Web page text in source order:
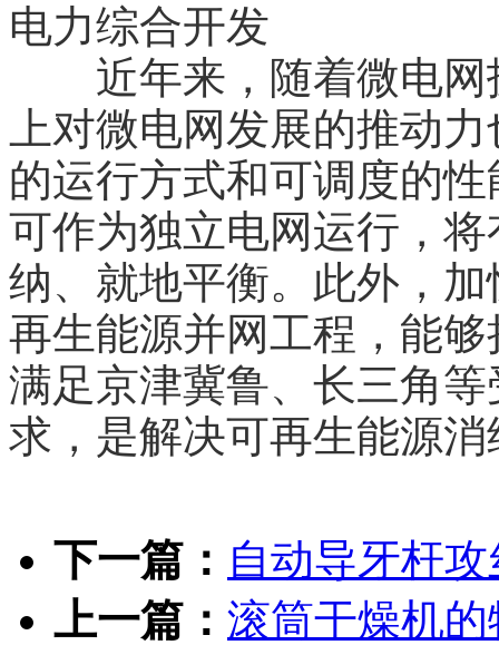
电力综合开发
近年来，随着微电网
上对微电网发展的推动
的运行方式和可调度的
可作为独立电网运行，
纳、就地平衡。此外，
再生能源并网工程，能
满足京津冀鲁、长三角
求，是解决可再生能源
下一篇： 自动导牙杆
上一篇： 滚筒干燥机的